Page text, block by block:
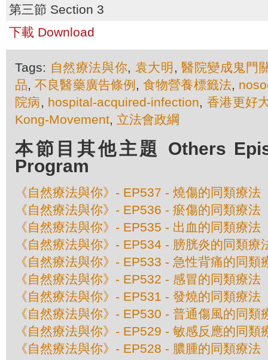
第三節 Section 3
下載 Download
Tags: 自然療法與你, 袁大明 ,醫院變成鬼門
品,不良醫藥廣告條例 ,食物營養標籤法,
院病, hospital-acquired-infection, 香港更好
Kong-Movement, 立法會政綱
本節目其他主題 Others
Program
《自然療法與你》- EP537 - 燒傷的同類療法
《自然療法與你》- EP536 - 瘀傷的同類療法
《自然療法與你》- EP535 - 出血的同類療法
《自然療法與你》- EP534 - 膀胱炎的同類療
《自然療法與你》- EP533 - 急性背痛的同類
《自然療法與你》- EP532 - 感冒的同類療法
《自然療法與你》- EP531 - 發燒的同類療法
《自然療法與你》- EP530 - 普通傷風的同類
《自然療法與你》- EP529 - 敏感反應的同類
《自然療法與你》- EP528 - 膿腫的同類療法